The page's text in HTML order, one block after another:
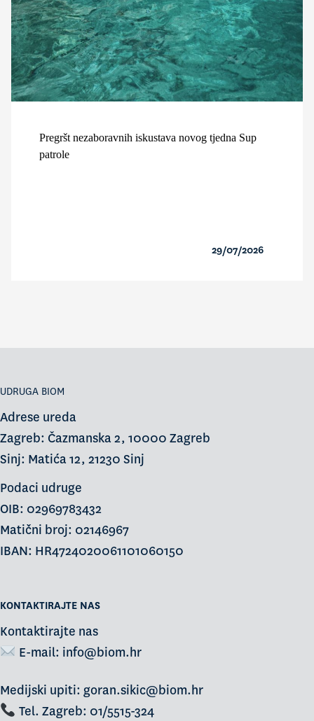
Pregršt nezaboravnih iskustava novog tjedna Sup
patrole
29/07/2026
UDRUGA BIOM
Adrese ureda
Zagreb: Čazmanska 2, 10000 Zagreb
Sinj: Matića 12, 21230 Sinj
Podaci udruge
OIB: 02969783432
Matični broj: 02146967
IBAN: HR4724020061101060150
KONTAKTIRAJTE NAS
Kontaktirajte nas
E-mail: info@biom.hr
Medijski upiti: goran.sikic@biom.hr
Tel. Zagreb: 01/5515-324